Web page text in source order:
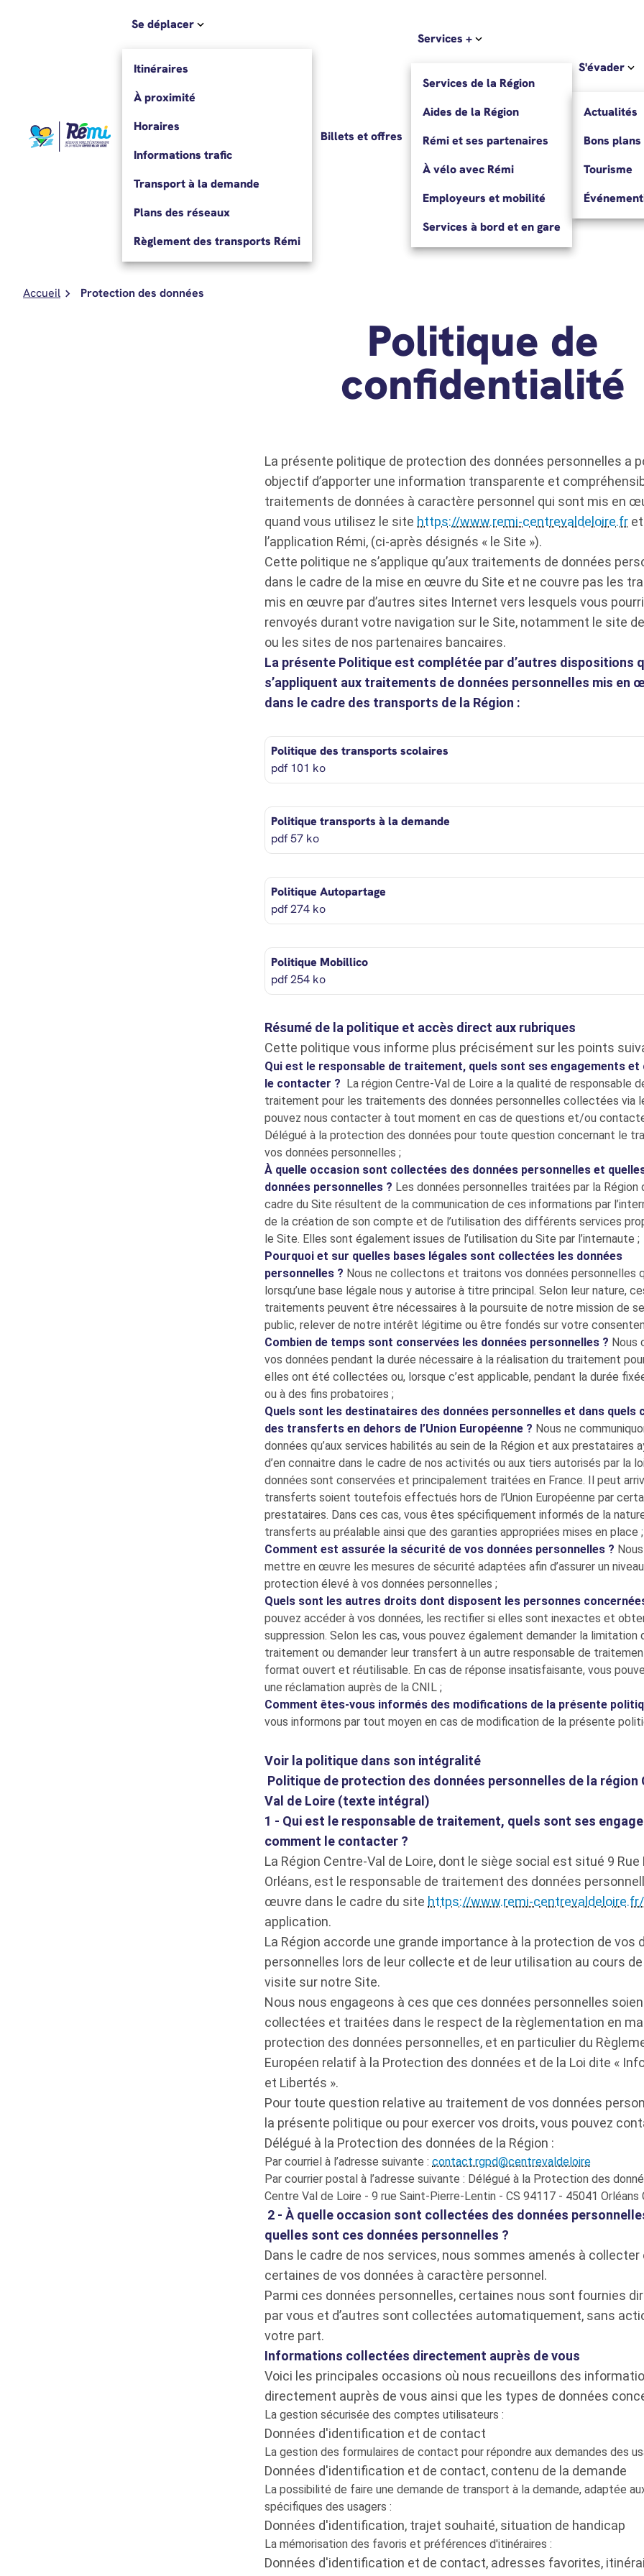
Se déplacer
Itinéraires
À proximité
Horaires
Informations trafic
Transport à la demande
Plans des réseaux
Règlement des transports Rémi
Billets et offres
Services +
Services de la Région
Aides de la Région
Rémi et ses partenaires
À vélo avec Rémi
Employeurs et mobilité
Services à bord et en gare
S'évader
Actualités
Bons plans
Tourisme
Accueil Protection des données
Politique de
confidentialité
La présente politique de protection des données personnelles a
objectif d’apporter une information transparente et
traitements de données à caractère personnel qui sont mis en
quand vous utilisez le site https://www.remi-centrevaldeloire.fr et
l’application Rémi, (ci-après désignés « le Site »).
Cette politique ne s’applique qu’aux traitements de données
dans le cadre de la mise en œuvre du Site et ne couvre pas les
mis en œuvre par d’autres sites Internet vers lesquels vous
renvoyés durant votre navigation sur le Site, notamment le site
ou les sites de nos partenaires bancaires.
La présente Politique est complétée par d’autres dispositions
s’appliquent aux traitements de données personnelles mis en
dans le cadre des transports de la Région :
Politique des transports scolaires
pdf 101 ko
Ouverture dans un nouvel onglet
Politique transports à la demande
pdf 57 ko
Ouverture dans un nouvel onglet
Politique Autopartage
pdf 274 ko
Ouverture dans un nouvel onglet
Politique Mobillico
pdf 254 ko
Ouverture dans un nouvel onglet
Résumé de la politique et accès direct aux rubriques
Cette politique vous informe plus précisément sur les points
Qui est le responsable de traitement, quels sont ses engagements et
le contacter ? La région Centre-Val de Loire a la qualité de responsable
traitement pour les traitements des données personnelles collectées via
pouvez nous contacter à tout moment en cas de questions et/ou
Délégué à la protection des données pour toute question concernant le
vos données personnelles ;
À quelle occasion sont collectées des données personnelles et
données personnelles ? Les données personnelles traitées par la Région
cadre du Site résultent de la communication de ces informations par
de la création de son compte et de l’utilisation des différents services
le Site. Elles sont également issues de l’utilisation du Site par l’internaute ;
Pourquoi et sur quelles bases légales sont collectées les données
personnelles ? Nous ne collectons et traitons vos données personnelles
lorsqu’une base légale nous y autorise à titre principal. Selon leur nature,
traitements peuvent être nécessaires à la poursuite de notre mission de
public, relever de notre intérêt légitime ou être fondés sur votre
Combien de temps sont conservées les données personnelles ? Nous
vos données pendant la durée nécessaire à la réalisation du traitement
elles ont été collectées ou, lorsque c’est applicable, pendant la durée
ou à des fins probatoires ;
Quels sont les destinataires des données personnelles et dans quels
des transferts en dehors de l’Union Européenne ? Nous ne
données qu’aux services habilités au sein de la Région et aux prestataires
d’en connaitre dans le cadre de nos activités ou aux tiers autorisés par la
données sont conservées et principalement traitées en France. Il peut
transferts soient toutefois effectués hors de l’Union Européenne par
prestataires. Dans ces cas, vous êtes spécifiquement informés de la
transferts au préalable ainsi que des garanties appropriées mises en place ;
Comment est assurée la sécurité de vos données personnelles ?
mettre en œuvre les mesures de sécurité adaptées afin d’assurer un
protection élevé à vos données personnelles ;
Quels sont les autres droits dont disposent les personnes
pouvez accéder à vos données, les rectifier si elles sont inexactes et
suppression. Selon les cas, vous pouvez également demander la limitation
traitement ou demander leur transfert à un autre responsable de
format ouvert et réutilisable. En cas de réponse insatisfaisante, vous
une réclamation auprès de la CNIL ;
Comment êtes-vous informés des modifications de la présente
vous informons par tout moyen en cas de modification de la présente
Voir la politique dans son intégralité
Politique de protection des données personnelles de la région
Val de Loire (texte intégral)
1 - Qui est le responsable de traitement, quels sont ses
comment le contacter ?
La Région Centre-Val de Loire, dont le siège social est situé 9 Rue
Orléans, est le responsable de traitement des données
œuvre dans le cadre du site https://www.remi-centrevaldeloire.fr/
application.
La Région accorde une grande importance à la protection de vos
personnelles lors de leur collecte et de leur utilisation au cours
visite sur notre Site.
Nous nous engageons à ces que ces données personnelles
collectées et traitées dans le respect de la règlementation en
protection des données personnelles, et en particulier du
Européen relatif à la Protection des données et de la Loi dite «
et Libertés ».
Pour toute question relative au traitement de vos données
la présente politique ou pour exercer vos droits, vous pouvez
Délégué à la Protection des données de la Région :
Par courriel à l’adresse suivante : contact.rgpd@centrevaldeloire
Par courrier postal à l’adresse suivante : Délégué à la Protection des
Centre Val de Loire - 9 rue Saint-Pierre-Lentin - CS 94117 - 45041 Orléans
2 - À quelle occasion sont collectées des données
quelles sont ces données personnelles ?
Dans le cadre de nos services, nous sommes amenés à
certaines de vos données à caractère personnel.
Parmi ces données personnelles, certaines nous sont fournies
par vous et d’autres sont collectées automatiquement, sans
votre part.
Informations collectées directement auprès de vous
Voici les principales occasions où nous recueillons des
directement auprès de vous ainsi que les types de données
La gestion sécurisée des comptes utilisateurs :
Données d'identification et de contact
La gestion des formulaires de contact pour répondre aux demandes des
Données d'identification et de contact, contenu de la demande
La possibilité de faire une demande de transport à la demande, adaptée
spécifiques des usagers :
Données d'identification, trajet souhaité, situation de handicap
La mémorisation des favoris et préférences d'itinéraires :
Données d'identification et de contact, adresses favorites,